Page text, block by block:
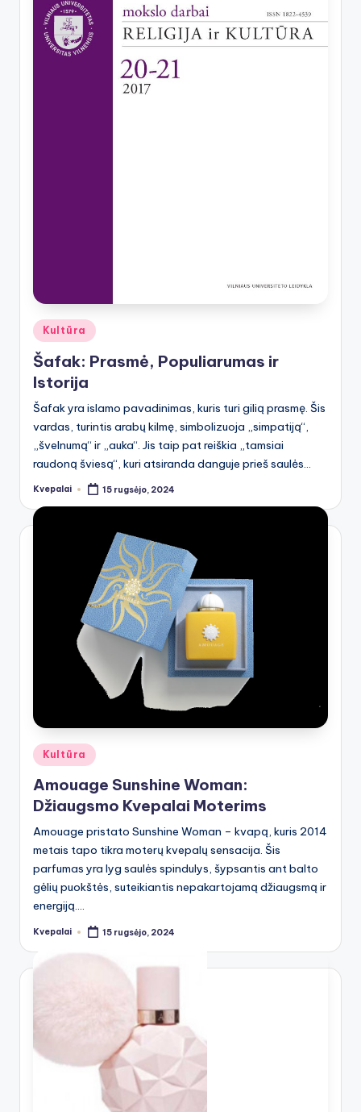
Posted
in
Kultūra
Šafak: Prasmė, Populiarumas ir
Istorija
Šafak yra islamo pavadinimas, kuris turi gilią prasmę. Šis
vardas, turintis arabų kilmę, simbolizuoja „simpatiją“,
„švelnumą“ ir „auka“. Jis taip pat reiškia „tamsiai
raudoną šviesą“, kuri atsiranda danguje prieš saulės…
Posted
Kvepalai 15 rugsėjo, 2024
Posted
in
Kultūra
Amouage Sunshine Woman:
Džiaugsmo Kvepalai Moterims
Amouage pristato Sunshine Woman – kvapą, kuris 2014
metais tapo tikra moterų kvepalų sensacija. Šis
parfumas yra lyg saulės spindulys, šypsantis ant balto
gėlių puokštės, suteikiantis nepakartojamą džiaugsmą ir
energiją.…
Posted
Kvepalai 15 rugsėjo, 2024